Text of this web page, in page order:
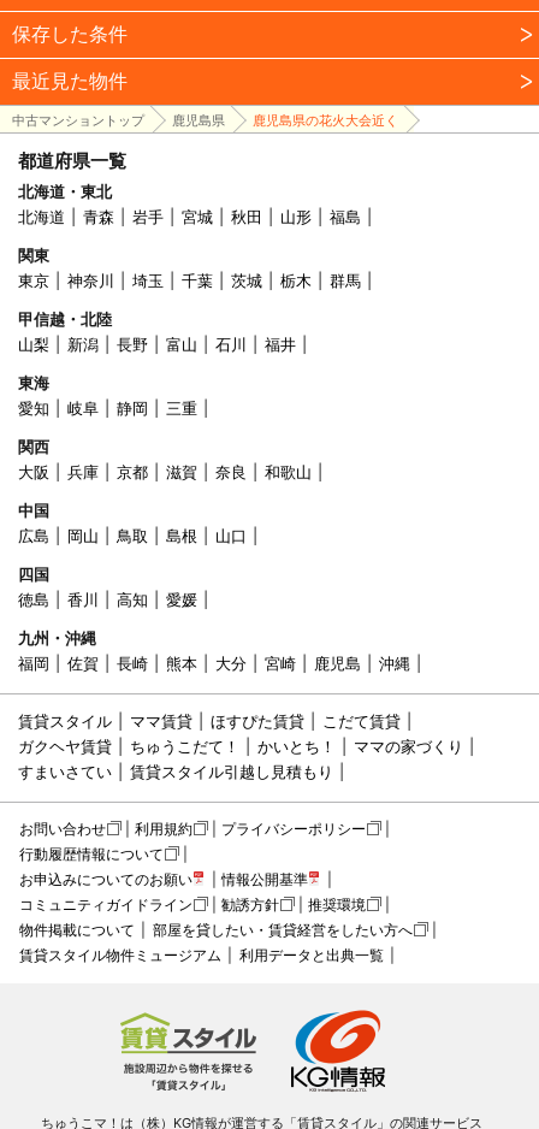
保存した条件
最近見た物件
中古マンショントップ 鹿児島県 鹿児島県の花火大会近く
都道府県一覧
北海道・東北
北海道
青森 岩手 宮城 秋田 山形
福島
関東
東京
神奈川 埼玉 千葉 茨城 栃木
群馬
甲信越・北陸
山梨
新潟 長野 富山 石川
福井
東海
愛知
岐阜 静岡
三重
関西
大阪
兵庫 京都 滋賀 奈良
和歌山
中国
広島
岡山 鳥取 島根
山口
四国
徳島
香川 高知
愛媛
九州・沖縄
福岡
佐賀 長崎 熊本 大分 宮崎 鹿児島 沖縄
賃貸スタイル ママ賃貸 ほすぴた賃貸
こだて賃貸
ガクヘヤ賃貸
ちゅうこだて！ かいとち！
ママの家づくり
すまいさてい
賃貸スタイル引越し見積もり
お問い合わせ 利用規約
プライバシーポリシー
行動履歴情報について
お申込みについてのお願い
情報公開基準
コミュニティガイドライン
勧誘方針
推奨環境
物件掲載について
部屋を貸したい・賃貸経営をしたい方へ
賃貸スタイル物件ミュージアム
利用データと出典一覧
ちゅうこマ！は（株）KG情報が運営する「賃貸スタイル」の関連サービス